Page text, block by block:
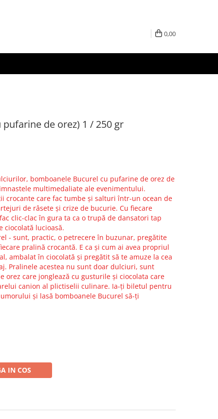
0,00
de orez) 1 / 250 gr
bomboanele Bucurel cu pufarine de orez de
multimedaliate ale evenimentului.
crocante care fac tumbe și salturi într-un ocean de
de râsete și crize de bucurie. Cu fiecare
clic-clac în gura ta ca o trupă de dansatori tap
ciocolată lucioasă.
- sunt, practic, o petrecere în buzunar, pregătite
pralină crocantă. E ca și cum ai avea propriul
ambalat în ciocolată și pregătit să te amuze la cea
Pralinele acestea nu sunt doar dulciuri, sunt
orez care jonglează cu gusturile și ciocolata care
canion al plictiselii culinare. Ia-ți biletul pentru
și lasă bomboanele Bucurel să-ți
IN COS